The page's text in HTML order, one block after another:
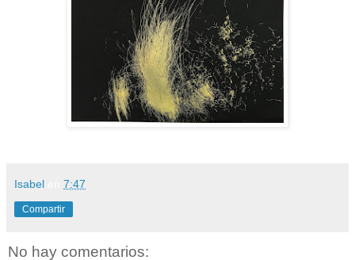
Isabel 7:47
Compartir
No hay comentarios: